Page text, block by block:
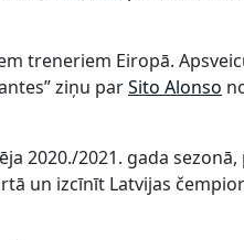
treneriem Eiropā.
ziņu parSito Alonso
2020./2021. gada
un izcīnīt Latvijas